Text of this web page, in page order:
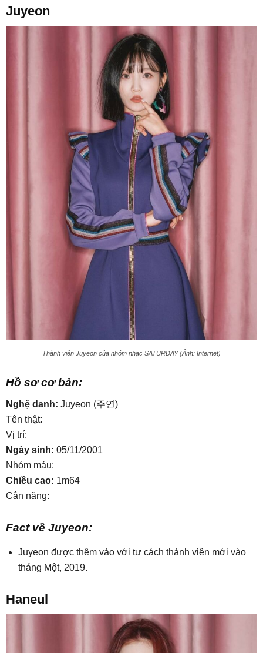
Juyeon
Thành viên Juyeon của nhóm nhạc SATURDAY (Ảnh: Internet)
Hồ sơ cơ bản:
Nghệ danh: Juyeon (주연)
Tên thật:
Vị trí:
Ngày sinh: 05/11/2001
Nhóm máu:
Chiều cao: 1m64
Cân nặng:
Fact về Juyeon:
Juyeon được thêm vào với tư cách thành viên mới vào
tháng Một, 2019.
Haneul